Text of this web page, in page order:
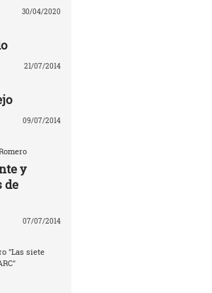
30/04/2020
21/07/2014
09/07/2014
y
de
07/07/2014
"Las siete